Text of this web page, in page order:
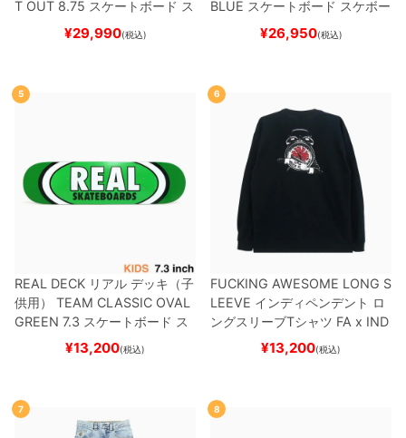
T OUT 8.75 スケートボード ス
¥29,990(税込)
BLUE スケートボード スケボー
¥26,950(税込)
5
REAL DECK リアル デッキ（子
供用）
TEAM CLASSIC OVAL
GREEN 7.3 スケートボード ス
¥13,200(税込)
6
FUCKING AWESOME LONG S
LEEVE インディペンデント ロ
ングスリーブTシャツ FA x IND
EPENDENTHOSTAGE
スケートボード スケボー
¥13,200(税込)
7 8